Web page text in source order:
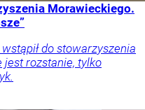
Morawieckiego.
do stowarzyszenia
jest rozstanie, tylko